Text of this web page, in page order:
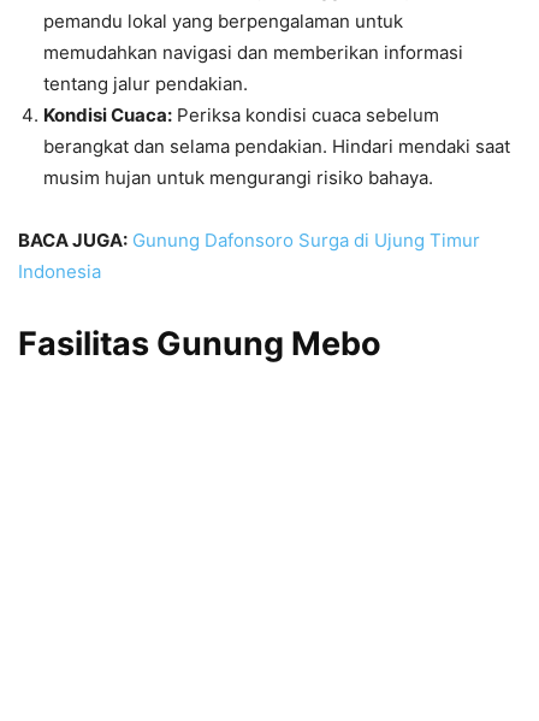
pemandu lokal yang berpengalaman untuk
memudahkan navigasi dan memberikan informasi
tentang jalur pendakian.
Kondisi Cuaca: Periksa kondisi cuaca sebelum
berangkat dan selama pendakian. Hindari mendaki saat
musim hujan untuk mengurangi risiko bahaya.
BACA JUGA: Gunung Dafonsoro Surga di Ujung Timur
Indonesia
Fasilitas Gunung Mebo